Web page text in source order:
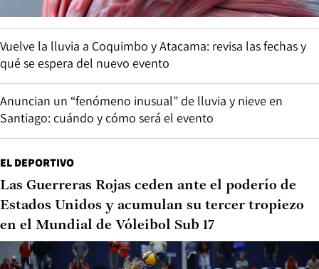
Vuelve la lluvia a Coquimbo y Atacama: revisa las fechas y
qué se espera del nuevo evento
Anuncian un “fenómeno inusual” de lluvia y nieve en
Santiago: cuándo y cómo será el evento
EL DEPORTIVO
Las Guerreras Rojas ceden ante el poderío de
Estados Unidos y acumulan su tercer tropiezo
en el Mundial de Vóleibol Sub 17